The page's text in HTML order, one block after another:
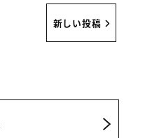
新しい投稿